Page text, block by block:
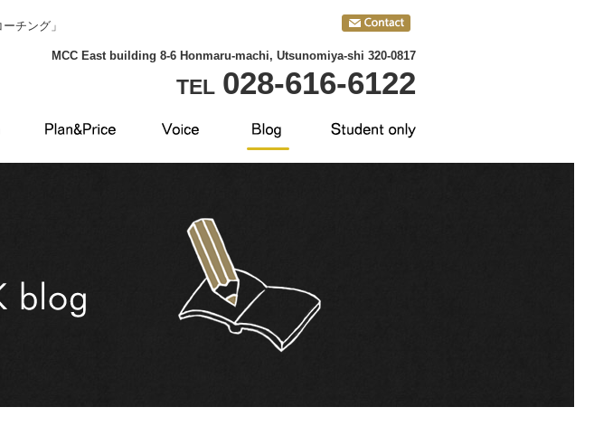
チング」
TEL 028-616-6122
MCC East building 8-6 Honmaru-machi, Utsunomiya-shi 320-0817